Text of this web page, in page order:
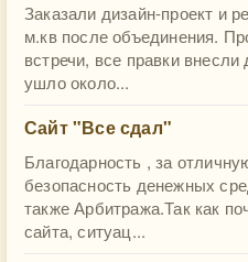
Заказали дизайн-проект и
м.кв после объединения.
встречи, все правки
ушло около...
Сайт "Все сдал"
Благодарность , за
безопасность денежных
также Арбитража.Так как
сайта, ситуац...